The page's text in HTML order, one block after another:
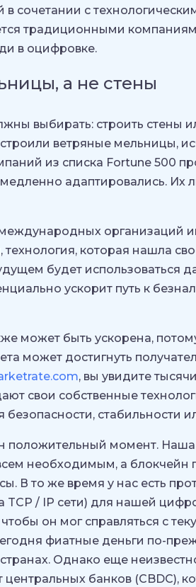
сочетании с
традиционными
в оцифровке.
а не стены
выбирать: строить стены
ветряные мельницы,
из списка Fortune 500
адаптировались. Их
организаций
которая нашла
будет использоваться
ускорит путь к
может быть ускорена,
может достигнуть
, вы увидите
свои собственные
стабильности
положительный момент. Наша
необходимым, а блокчейн
В то же время у нас есть
/ IP сети) для нашей
он мог справляться с
фиатные деньги по-
Однако еще
банков (CBDC),